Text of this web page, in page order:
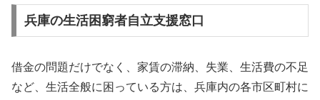
兵庫の生活困窮者自立支援窓口
借金の問題だけでなく、家賃の滞納、失業、生活費の不足
など、生活全般に困っている方は、兵庫内の各市区町村に